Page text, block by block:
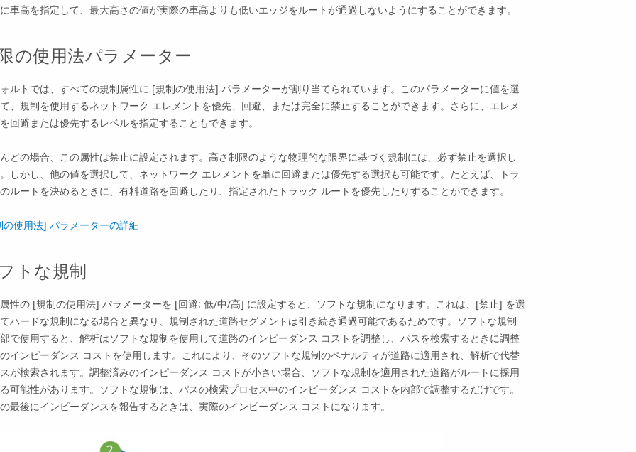
車高を指定して、最大高さの値が実際の車高よりも低いエッジをルートが通過しないようにすることができます。
の使用法パラメーター
ルトでは、すべての規制属性に [規制の使用法] パラメーターが割り当てられています。このパラメーターに値を選
、規制を使用するネットワーク エレメントを優先、回避、または完全に禁止することができます。さらに、エレメ
回避または優先するレベルを指定することもできます。
どの場合、この属性は禁止に設定されます。高さ制限のような物理的な限界に基づく規制には、必ず禁止を選択し
しかし、他の値を選択して、ネットワーク エレメントを単に回避または優先する選択も可能です。たとえば、トラ
ルートを決めるときに、有料道路を回避したり、指定されたトラック ルートを優先したりすることができます。
の使用法] パラメーターの詳細
トな規制
性の [規制の使用法] パラメーターを [回避: 低/中/高] に設定すると、ソフトな規制になります。これは、[禁止] を選
ハードな規制になる場合と異なり、規制された道路セグメントは引き続き通過可能であるためです。ソフトな規制
で使用すると、解析はソフトな規制を使用して道路のインピーダンス コストを調整し、パスを検索するときに調整
インピーダンス コストを使用します。これにより、そのソフトな規制のペナルティが道路に適用され、解析で代替
が検索されます。調整済みのインピーダンス コストが小さい場合、ソフトな規制を適用された道路がルートに採用
可能性があります。ソフトな規制は、パスの検索プロセス中のインピーダンス コストを内部で調整するだけです。
最後にインピーダンスを報告するときは、実際のインピーダンス コストになります。